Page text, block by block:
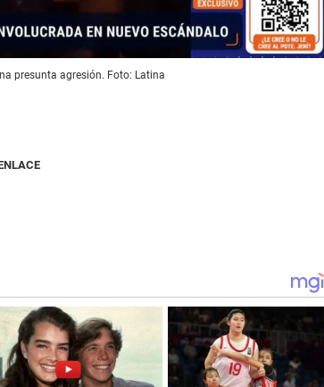
presunta agresión. Foto: Latina